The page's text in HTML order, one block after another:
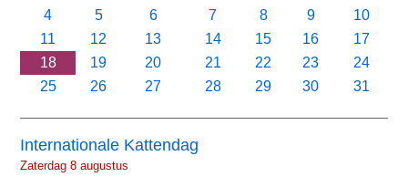
4
5 6 7 8 9
10
11
12 13 14 15 16
17
18
19 20 21 22 23
24
25
26 27 28 29 30 31
Internationale Kattendag
Zaterdag 8 augustus